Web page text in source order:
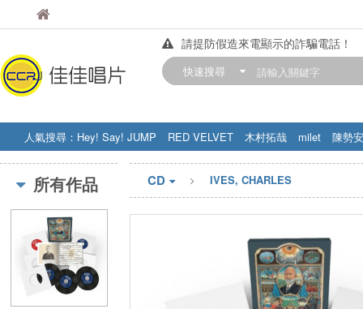
佳佳唱片
請提防假造來電顯示的詐騙電話！
【中華門市營業時間調整公告】
快速搜尋
人氣搜尋： Hey! Say! JUMP RED VELVET 木村拓哉 milet
陳勢安
STRAY KIDS
盧廣仲 周杰伦
所有作品 CD IVES, CHARLES